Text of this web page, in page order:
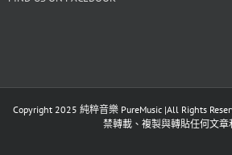
Copyright 2025 純粹音樂 PureMusic |All Rights
禁轉載、複製與轉貼任何文章